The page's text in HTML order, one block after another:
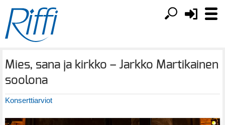
Mies, sana ja kirkko – Jarkko Martikainen
soolona
Konserttiarviot